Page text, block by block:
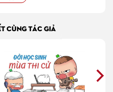
CÙNG TÁC GIẢ